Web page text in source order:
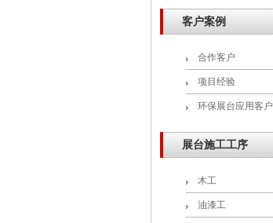
客户案例
合作客户
项目经验
环保展台应用客户
展台施工工序
木工
油漆工